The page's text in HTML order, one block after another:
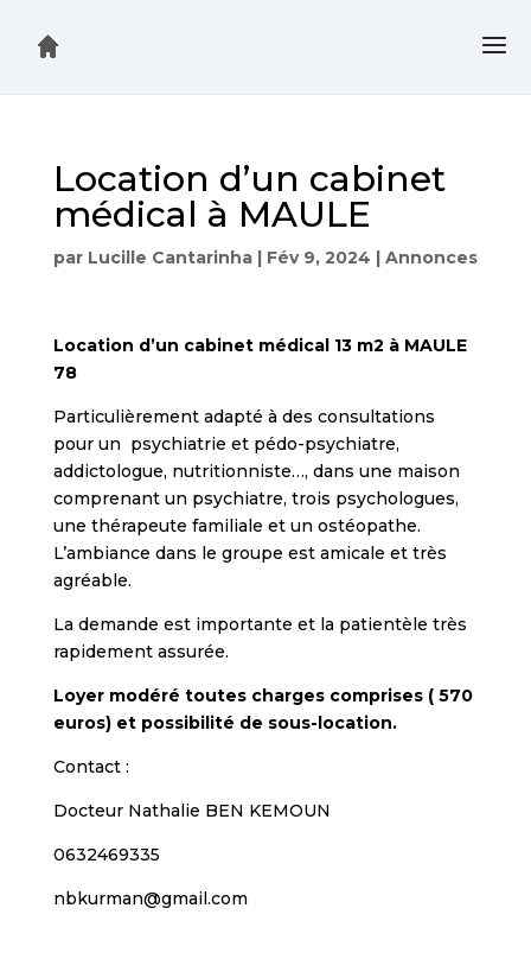
Location d’un cabinet
médical à MAULE
par Lucille Cantarinha| Fév 9, 2024 | Annonces
Location d’un cabinet médical 13 m2 à MAULE
78
Particulièrement adapté à des consultations
pour un psychiatrie et pédo-psychiatre,
addictologue, nutritionniste…, dans une maison
comprenant un psychiatre, trois psychologues,
une thérapeute familiale et un ostéopathe.
L’ambiance dans le groupe est amicale et très
agréable.
La demande est importante et la patientèle très
rapidement assurée.
Loyer modéré toutes charges comprises ( 570
euros) et possibilité de sous-location.
Contact :
Docteur Nathalie BEN KEMOUN
0632469335
nbkurman@gmail.com